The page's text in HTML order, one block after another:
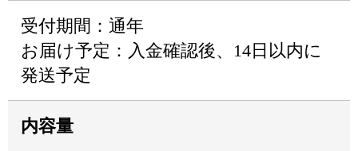
受付期間：通年
お届け予定：入金確認後、14日以内に
発送予定
内容量